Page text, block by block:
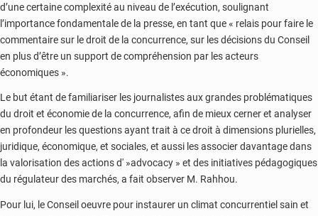
d’une certaine complexité au niveau de l’exécution, soulignant
l’importance fondamentale de la presse, en tant que « relais pour faire le
commentaire sur le droit de la concurrence, sur les décisions du Conseil
en plus d’être un support de compréhension par les acteurs
économiques ».
Le but étant de familiariser les journalistes aux grandes problématiques
du droit et économie de la concurrence, afin de mieux cerner et analyser
en profondeur les questions ayant trait à ce droit à dimensions plurielles,
juridique, économique, et sociales, et aussi les associer davantage dans
la valorisation des actions d' »advocacy » et des initiatives pédagogiques
du régulateur des marchés, a fait observer M. Rahhou.
Pour lui, le Conseil oeuvre pour instaurer un climat concurrentiel sain et